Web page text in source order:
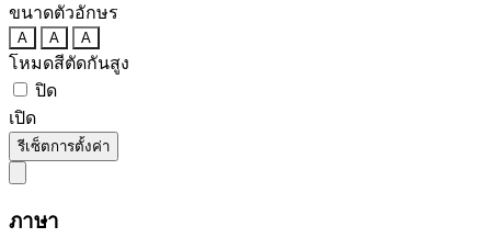
ขนาดตัวอักษร
A A A
โหมดสีตัดกันสูง
ปิด
เปิด
รีเซ็ตการตั้งค่า
ภาษา